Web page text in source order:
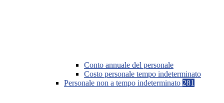
Conto annuale del personale
Costo personale tempo indeterminato
Personale non a tempo indeterminato 281